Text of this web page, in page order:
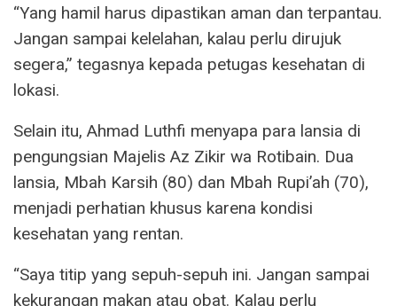
“Yang hamil harus dipastikan aman dan terpantau.
Jangan sampai kelelahan, kalau perlu dirujuk
segera,” tegasnya kepada petugas kesehatan di
lokasi.
Selain itu, Ahmad Luthfi menyapa para lansia di
pengungsian Majelis Az Zikir wa Rotibain. Dua
lansia, Mbah Karsih (80) dan Mbah Rupi’ah (70),
menjadi perhatian khusus karena kondisi
kesehatan yang rentan.
“Saya titip yang sepuh-sepuh ini. Jangan sampai
kekurangan makan atau obat. Kalau perlu